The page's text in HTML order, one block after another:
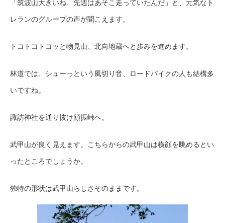
「筑波山大きいね、先週はあそこ走っていたんだ」と、元気なト
レランのグループの声が聞こえます。
トコトコトコッと物見山、北向地蔵へと歩みを進めます。
林道では、シューっという風切り音、ロードバイクの人も結構多
いですね。
諏訪神社を通り抜け顔振峠へ。
武甲山が良く見えます。こちらからの武甲山は横顔を眺めるとい
ったところでしょうか。
独特の形状は武甲山らしさそのままです。